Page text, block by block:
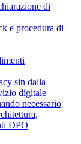
di
e procedura di
sin dalla
digitale
necessario
DPO